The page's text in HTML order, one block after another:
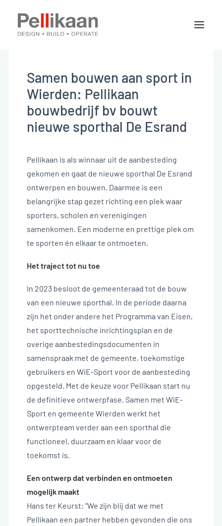
Expertises
Projecten
Nieuws
Vacatures
Stages
NL
Samen bouwen aan sport in
Wierden: Pellikaan
bouwbedrijf bv bouwt
nieuwe sporthal De Esrand
Pellikaan is als winnaar uit de aanbesteding
gekomen en gaat de nieuwe sporthal De Esrand
ontwerpen en bouwen. Daarmee is een
belangrijke stap gezet richting een plek waar
sporters, scholen en verenigingen
samenkomen. Een moderne en prettige plek om
te sporten én elkaar te ontmoeten.
Het traject tot nu toe
In 2023 besloot de gemeenteraad tot de bouw
van een nieuwe sporthal. In de periode daarna
zijn het onder andere het Programma van Eisen,
het sporttechnische inrichtingsplan en de
overige aanbestedingsdocumenten in
samenspraak met de gemeente, toekomstige
gebruikers en WiE-Sport voor de aanbesteding
opgesteld. Met de keuze voor Pellikaan start nu
de definitieve ontwerpfase. Samen met WiE-
Sport en gemeente Wierden werkt het
ontwerpteam verder aan een sporthal die
functioneel, duurzaam en klaar voor de
toekomst is.
Een ontwerp dat verbinden en ontmoeten
mogelijk maakt
Hans ter Keurst: “We zijn blij dat we met
Pellikaan een partner hebben gevonden die ons